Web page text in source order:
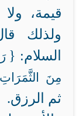
قيمة،
ولذلك
السلام: {
مِنَ الثَّمَرَاتِ
ثم الرزق.